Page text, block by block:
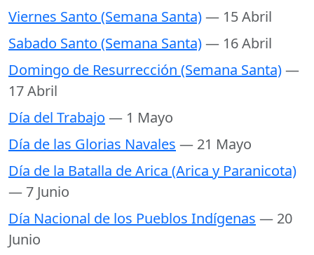
Viernes Santo (Semana Santa)— 15 Abril
Sabado Santo (Semana Santa)— 16 Abril
Domingo de Resurrección (Semana Santa)—
17 Abril
Día del Trabajo — 1 Mayo
Día de las Glorias Navales — 21 Mayo
Día de la Batalla de Arica (Arica y Paranicota)
— 7 Junio
Día Nacional de los Pueblos Indígenas — 20
Junio